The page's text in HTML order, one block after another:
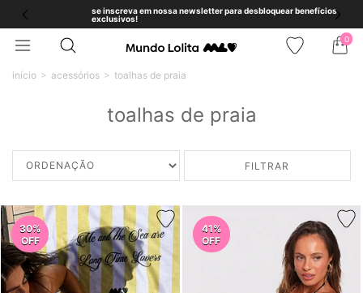
se inscreva em nossa newsletter para desbloquear benefícios
exclusivos!
0
início acessórios toalhas de praia
toalhas de praia
FILTRAR
30%
OFF
41%
OFF